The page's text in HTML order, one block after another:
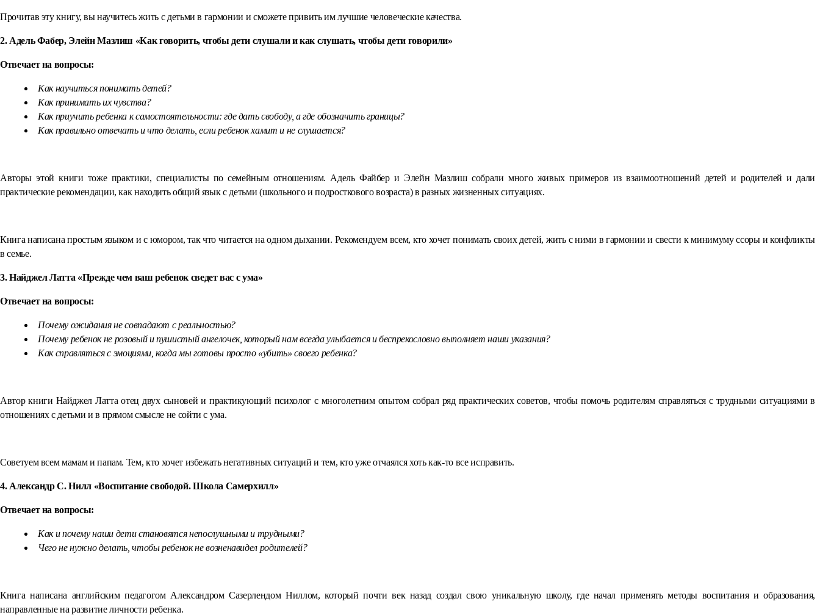
Прочитав эту книгу, вы научитесь жить с детьми в гармонии и сможете привить им лучшие человеческие качества.
2. Адель Фабер, Элейн Мазлиш «Как говорить, чтобы дети слушали и как слушать, чтобы дети говорили»
Отвечает на вопросы:
Как научиться понимать детей?
Как принимать их чувства?
Как приучить ребенка к самостоятельности: где дать свободу, а где обозначить границы?
Как правильно отвечать и что делать, если ребенок хамит и не слушается?
Авторы этой книги тоже практики, специалисты по семейным отношениям. Адель Файбер и Элейн Мазлиш собрали много живых примеров из взаимоотношений детей и родителей и дали
практические рекомендации, как находить общий язык с детьми (школьного и подросткового возраста) в разных жизненных ситуациях.
Книга написана простым языком и с юмором, так что читается на одном дыхании. Рекомендуем всем, кто хочет понимать своих детей, жить с ними в гармонии и свести к минимуму ссоры и конфликты
в семье.
3. Найджел Латта «Прежде чем ваш ребенок сведет вас с ума»
Отвечает на вопросы:
Почему ожидания не совпадают с реальностью?
Почему ребенок не розовый и пушистый ангелочек, который нам всегда улыбается и беспрекословно выполняет наши указания?
Как справляться с эмоциями, когда мы готовы просто «убить» своего ребенка?
Автор книги Найджел Латта отец двух сыновей и практикующий психолог с многолетним опытом собрал ряд практических советов, чтобы помочь родителям справляться с трудными ситуациями в
отношениях с детьми и в прямом смысле не сойти с ума.
Советуем всем мамам и папам. Тем, кто хочет избежать негативных ситуаций и тем, кто уже отчаялся хоть как-то все исправить.
4. Александр С. Нилл «Воспитание свободой. Школа Самерхилл»
Отвечает на вопросы:
Как и почему наши дети становятся непослушными и трудными?
Чего не нужно делать, чтобы ребенок не возненавидел родителей?
Книга написана английским педагогом Александром Сазерлендом Ниллом, который почти век назад создал свою уникальную школу, где начал применять методы воспитания и образования,
направленные на развитие личности ребенка.